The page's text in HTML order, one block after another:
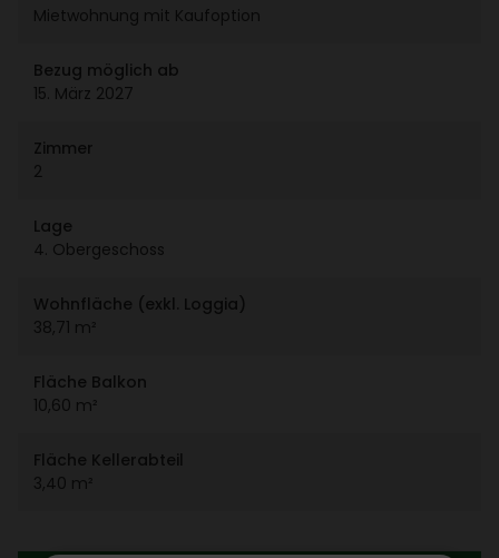
Miet­woh­nung mit Kauf­op­tion
Bezug möglich ab
15. März 2027
Zimmer
2
Lage
4. Ober­ge­schoss
Wohn­fläche (exkl. Loggia)
38,71 m²
Fläche Balkon
10,60 m²
Fläche Keller­ab­teil
3,40 m²